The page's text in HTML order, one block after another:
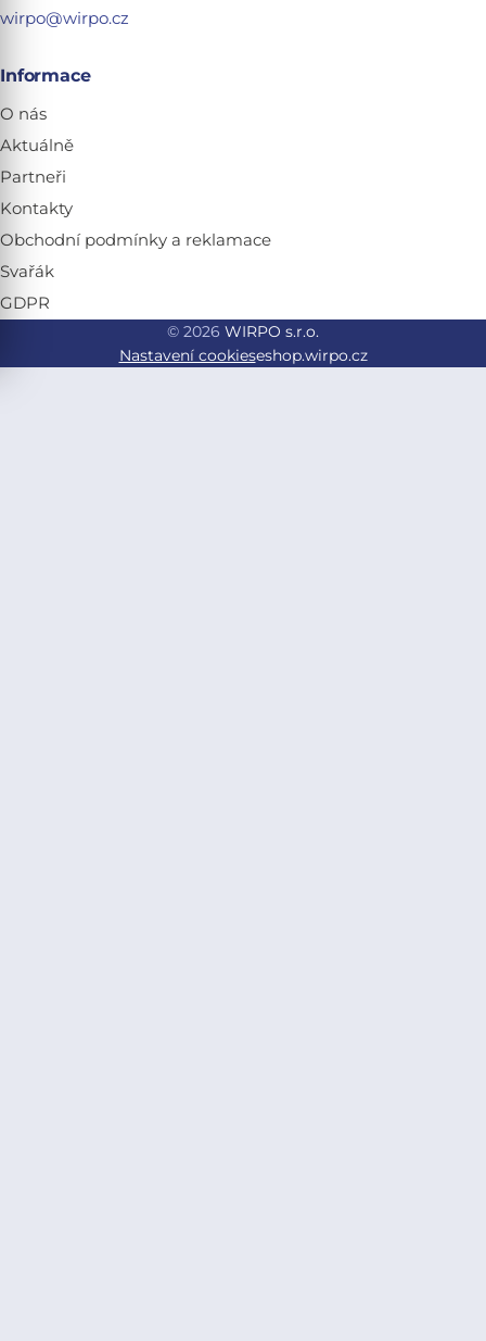
wirpo@wirpo.cz
Informace
O nás
Aktuálně
Partneři
Kontakty
Obchodní podmínky a reklamace
Svařák
GDPR
© 2026 WIRPO s.r.o.
Nastavení cookieseshop.wirpo.cz